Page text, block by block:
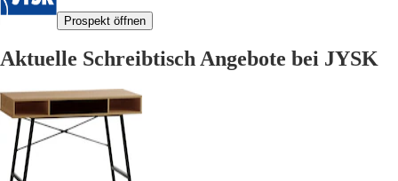
Prospekt öffnen
Aktuelle Schreibtisch Angebote bei JYSK